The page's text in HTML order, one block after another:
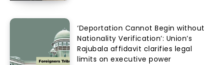
‘Deportation Cannot Begin without
Nationality Verification’: Union’s
Rajubala affidavit clarifies legal
limits on executive power